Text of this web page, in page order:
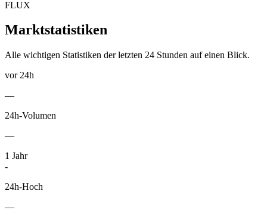
FLUX
Marktstatistiken
Alle wichtigen Statistiken der letzten 24 Stunden auf einen Blick.
vor 24h
—
24h-Volumen
—
1 Jahr
-
24h-Hoch
—